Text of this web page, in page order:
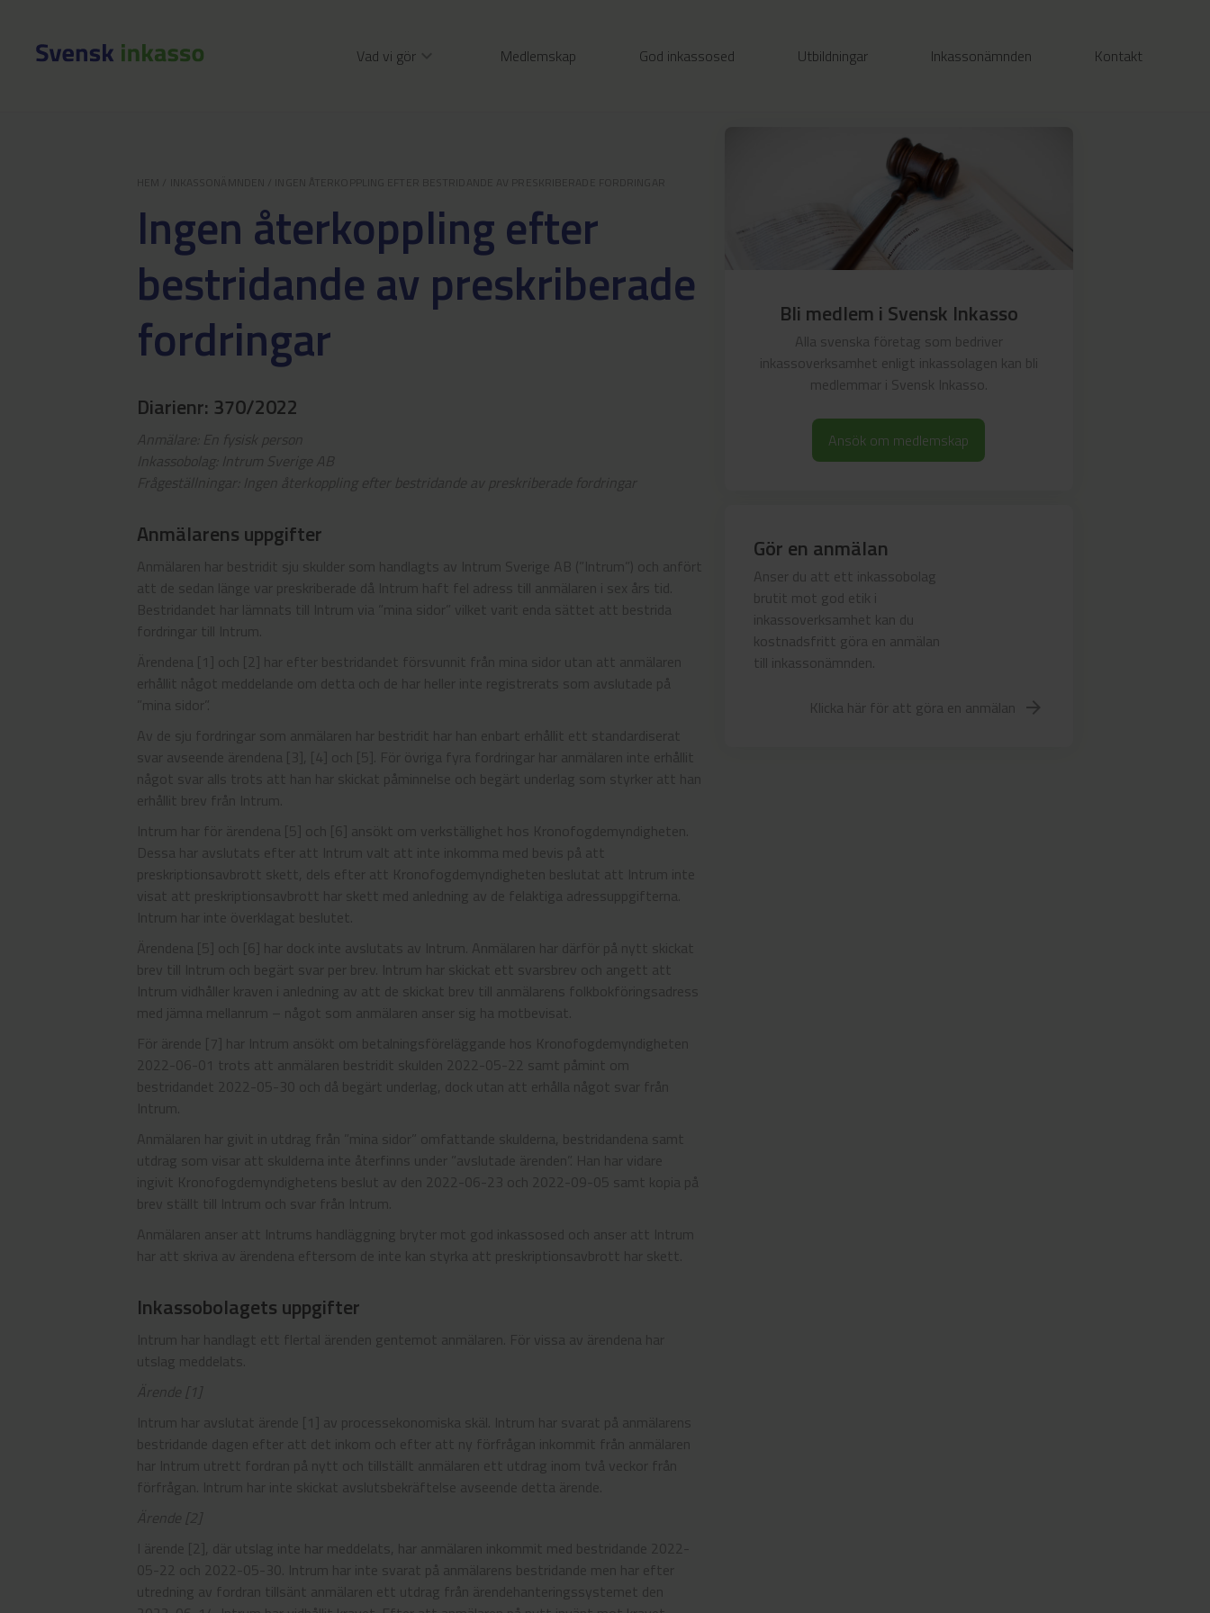
Vad vi gör Medlemskap God inkassosed Utbildningar Inkassonämnden Kontakt
INGEN ÅTERKOPPLING EFTER BESTRIDANDE AV PRESKRIBERADE FORDRINGAR
Ingen återkoppling efter
bestridande av preskriberade
fordringar
Diarienr: 370/2022
Anmälare: En fysisk person
Inkassobolag: Intrum Sverige AB
Frågeställningar: Ingen återkoppling efter bestridande av preskriberade fordringar
Anmälarens uppgifter
Anmälaren har bestridit sju skulder som handlagts av Intrum Sverige AB (”Intrum”) och anfört
att de sedan länge var preskriberade då Intrum haft fel adress till anmälaren i sex års tid.
Bestridandet har lämnats till Intrum via ”mina sidor” vilket varit enda sättet att bestrida
fordringar till Intrum.
Ärendena [1] och [2] har efter bestridandet försvunnit från mina sidor utan att anmälaren
erhållit något meddelande om detta och de har heller inte registrerats som avslutade på
”mina sidor”.
Av de sju fordringar som anmälaren har bestridit har han enbart erhållit ett standardiserat
svar avseende ärendena [3], [4] och [5]. För övriga fyra fordringar har anmälaren inte erhållit
något svar alls trots att han har skickat påminnelse och begärt underlag som styrker att han
erhållit brev från Intrum.
Intrum har för ärendena [5] och [6] ansökt om verkställighet hos Kronofogdemyndigheten.
Dessa har avslutats efter att Intrum valt att inte inkomma med bevis på att
preskriptionsavbrott skett, dels efter att Kronofogdemyndigheten beslutat att Intrum inte
visat att preskriptionsavbrott har skett med anledning av de felaktiga adressuppgifterna.
Intrum har inte överklagat beslutet.
Ärendena [5] och [6] har dock inte avslutats av Intrum. Anmälaren har därför på nytt skickat
brev till Intrum och begärt svar per brev. Intrum har skickat ett svarsbrev och angett att
Intrum vidhåller kraven i anledning av att de skickat brev till anmälarens folkbokföringsadress
med jämna mellanrum – något som anmälaren anser sig ha motbevisat.
För ärende [7] har Intrum ansökt om betalningsföreläggande hos Kronofogdemyndigheten
2022-06-01 trots att anmälaren bestridit skulden 2022-05-22 samt påmint om
bestridandet 2022-05-30 och då begärt underlag, dock utan att erhålla något svar från
Intrum.
Anmälaren har givit in utdrag från ”mina sidor” omfattande skulderna, bestridandena samt
utdrag som visar att skulderna inte återfinns under ”avslutade ärenden”. Han har vidare
ingivit Kronofogdemyndighetens beslut av den 2022-06-23 och 2022-09-05 samt kopia på
brev ställt till Intrum och svar från Intrum.
Anmälaren anser att Intrums handläggning bryter mot god inkassosed och anser att Intrum
har att skriva av ärendena eftersom de inte kan styrka att preskriptionsavbrott har skett.
Inkassobolagets uppgifter
Intrum har handlagt ett flertal ärenden gentemot anmälaren. För vissa av ärendena har
utslag meddelats.
Ärende [1]
Intrum har avslutat ärende [1] av processekonomiska skäl. Intrum har svarat på anmälarens
bestridande dagen efter att det inkom och efter att ny förfrågan inkommit från anmälaren
har Intrum utrett fordran på nytt och tillställt anmälaren ett utdrag inom två veckor från
förfrågan. Intrum har inte skickat avslutsbekräftelse avseende detta ärende.
Ärende [2]
I ärende [2], där utslag inte har meddelats, har anmälaren inkommit med bestridande 2022-
05-22 och 2022-05-30. Intrum har inte svarat på anmälarens bestridande men har efter
utredning av fordran tillsänt anmälaren ett utdrag från ärendehanteringssystemet den
Bli medlem i Svensk Inkasso
Alla svenska företag som bedriver
inkassoverksamhet enligt inkassolagen kan bli
medlemmar i Svensk Inkasso.
Ansök om medlemskap
Gör en anmälan
Anser du att ett inkassobolag
brutit mot god etik i
inkassoverksamhet kan du
kostnadsfritt göra en anmälan
till inkassonämnden.
Klicka här för att göra en anmälan arrow_forward